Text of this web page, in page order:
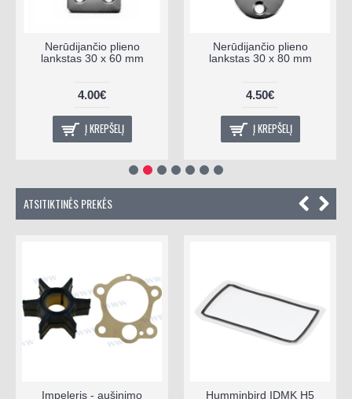
Nerūdijančio plieno
lankstas 30 x 60 mm
4.00€
Į KREPŠELĮ
Nerūdijančio plieno
lankstas 30 x 80 mm
4.50€
Į KREPŠELĮ
ATSITIKTINĖS PREKĖS
Impeleris - aušinimo
Humminbird IDMK H5